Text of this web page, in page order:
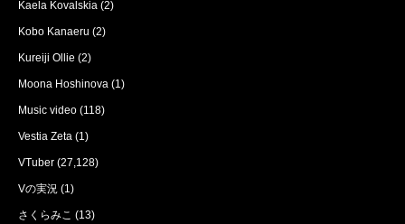
Kaela Kovalskia (2)
Kobo Kanaeru (2)
Kureiji Ollie (2)
Moona Hoshinova (1)
Music video (118)
Vestia Zeta (1)
VTuber (27,128)
Vの実況 (1)
さくらみこ (13)